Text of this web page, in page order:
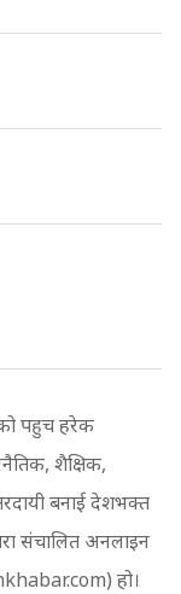
पहुच हरेक
शैक्षिक,
बनाई देशभक्त
संचालित अनलाइन
हो।